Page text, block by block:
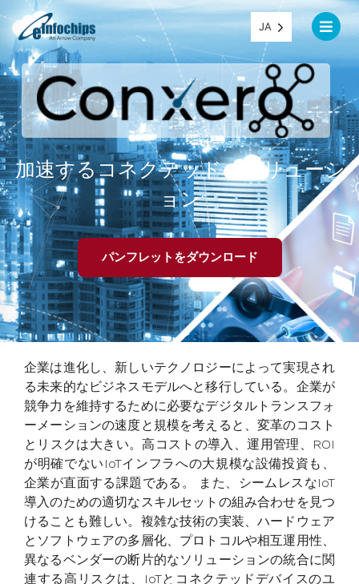
JA
加速するコネクテッド・ソリューシ
ョン
パンフレットをダウンロード
企業は進化し、新しいテクノロジーによって実現され
る未来的なビジネスモデルへと移行している。企業が
競争力を維持するために必要なデジタルトランスフォ
ーメーションの速度と規模を考えると、変革のコスト
とリスクは大きい。高コストの導入、運用管理、ROI
が明確でないIoTインフラへの大規模な設備投資も、
企業が直面する課題である。 また、シームレスなIoT
導入のための適切なスキルセットの組み合わせを見つ
けることも難しい。複雑な技術の実装、ハードウェア
とソフトウェアの多層化、プロトコルや相互運用性、
異なるベンダーの断片的なソリューションの統合に関
連する高リスクは、IoTとコネクテッドデバイスのユ